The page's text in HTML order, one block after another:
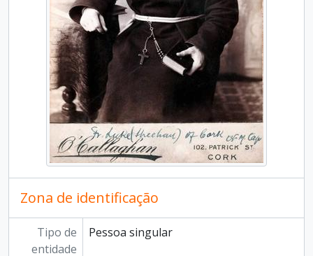
Zona de identificação
Tipo de
entidade
Pessoa singular